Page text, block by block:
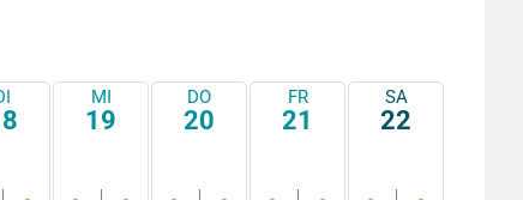
MI
19
DO
20
FR
21
SA
22